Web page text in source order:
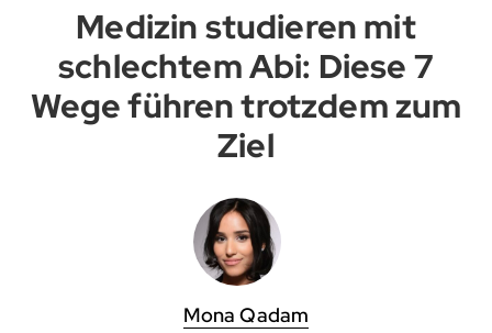
Medizin studieren mit
schlechtem Abi: Diese 7
Wege führen trotzdem zum
Ziel
Mona Qadam